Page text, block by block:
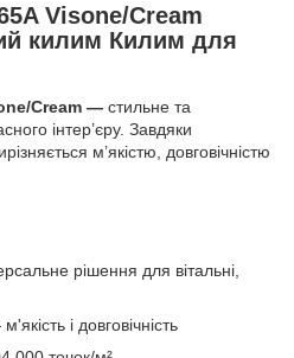
Visone/Cream
килим Килим для
Cream — стильне та
інтер’єру. Завдяки
м’якістю, довговічністю
рішення для вітальні,
і довговічність